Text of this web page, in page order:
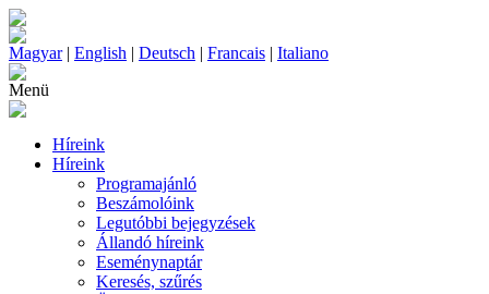
Magyar| English | Deutsch | Francais | Italiano
Menü
Híreink
Híreink
Programajánló
Beszámolóink
Legutóbbi bejegyzések
Állandó híreink
Eseménynaptár
Keresés, szűrés